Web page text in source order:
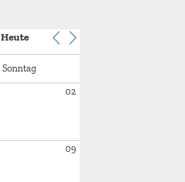
Heute
Sonntag
02
09